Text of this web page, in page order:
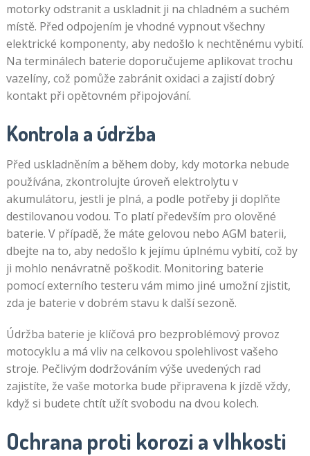
motorky odstranit a uskladnit ji na chladném a suchém
místě. Před odpojením je vhodné vypnout všechny
elektrické komponenty, aby nedošlo k nechtěnému vybití.
Na terminálech baterie doporučujeme aplikovat trochu
vazelíny, což pomůže zabránit oxidaci a zajistí dobrý
kontakt při opětovném připojování.
Kontrola a údržba
Před uskladněním a během doby, kdy motorka nebude
používána, zkontrolujte úroveň elektrolytu v
akumulátoru, jestli je plná, a podle potřeby ji doplňte
destilovanou vodou. To platí především pro olověné
baterie. V případě, že máte gelovou nebo AGM baterii,
dbejte na to, aby nedošlo k jejímu úplnému vybití, což by
ji mohlo nenávratně poškodit. Monitoring baterie
pomocí externího testeru vám mimo jiné umožní zjistit,
zda je baterie v dobrém stavu k další sezoně.
Údržba baterie je klíčová pro bezproblémový provoz
motocyklu a má vliv na celkovou spolehlivost vašeho
stroje. Pečlivým dodržováním výše uvedených rad
zajistíte, že vaše motorka bude připravena k jízdě vždy,
když si budete chtít užít svobodu na dvou kolech.
Ochrana proti korozi a vlhkosti